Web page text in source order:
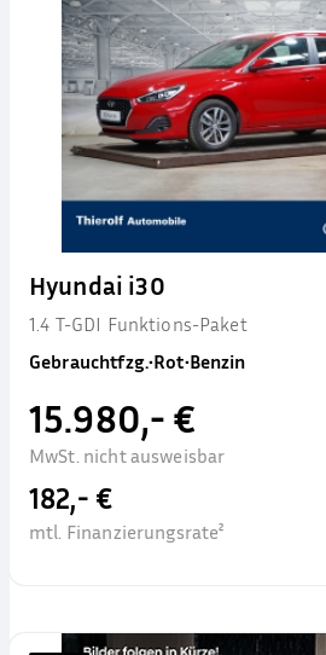
Hyundai i30
1.4 T-GDI Funktions-Paket
Gebrauchtfzg.•Rot•Benzin
15.980,- €
MwSt. nicht ausweisbar
182,- €
mtl. Finanzierungsrate²